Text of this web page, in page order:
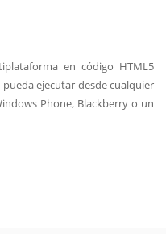
en código HTML5
ejecutar desde cualquier
Phone, Blackberry o un